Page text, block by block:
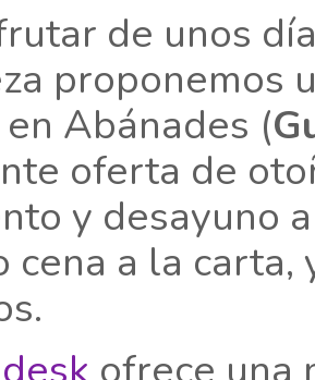
de unos
proponemos
en Abánades (
oferta de
y desayuno
cena a la